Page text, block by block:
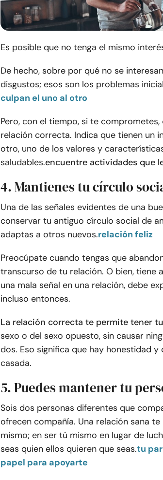
Es posible que no tenga el mismo
De hecho, sobre por qué no se
disgustos; esos son los problemas
culpan el uno al otro
Pero, con el tiempo, si te
relación correcta. Indica que tienen un
otro, uno de los valores y
saludables.encuentre actividades que
4. Mantienes tu círculo
Una de las señales evidentes de una
conservar tu antiguo círculo social de
adaptas a otros nuevos.relación feliz
Preocúpate cuando tengas que
transcurso de tu relación. O bien, tiene
una mala señal en una relación, debe
incluso entonces.
La relación correcta te permite tener
sexo o del sexo opuesto, sin causar
dos. Eso significa que hay honestidad
casada.
5. Puedes mantener tu
Sois dos personas diferentes que
ofrecen compañía. Una relación sana
mismo; en ser tú mismo en lugar de
seas quien ellos quieren que seas.tu
papel para apoyarte